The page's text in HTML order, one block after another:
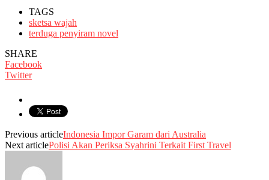
TAGS
sketsa wajah
terduga penyiram novel
SHARE
Facebook
Twitter
Previous articleIndonesia Impor Garam dari Australia
Next articlePolisi Akan Periksa Syahrini Terkait First Travel